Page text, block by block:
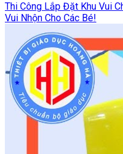
Thi Công Lắp Đặt Khu Vui
Vui Nhộn Cho Các Bé!